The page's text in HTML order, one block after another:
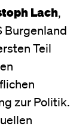
Lach,
Burgenland
Teil
zur Politik.